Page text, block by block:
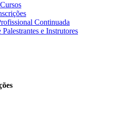
Continuada
Palestrantes e Instrutores